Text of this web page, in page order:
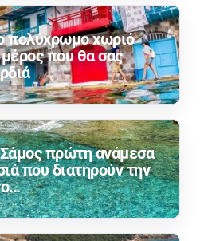
πολύχρωμο χωριό
που θα σας
πρώτη ανάμεσα
που διατηρούν την